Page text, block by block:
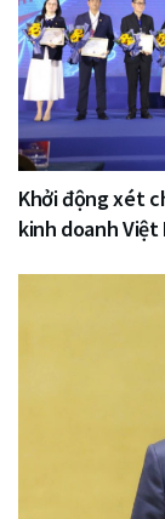
Khởi động xét
kinh doanh Việt